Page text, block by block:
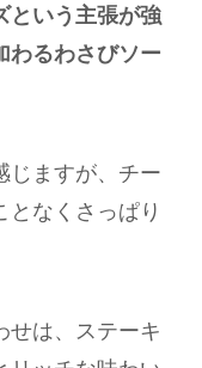
という主張が強
わるわさびソー
じますが、チー
となくさっぱり
せは、ステーキ